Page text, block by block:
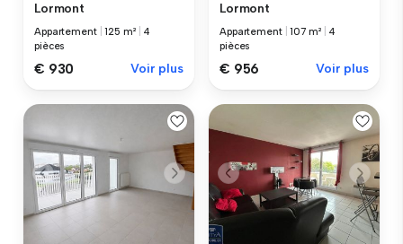
Lormont
Appartement |125 m²
4
pièces
€ 930 Voir plus
Lormont
Appartement |107 m²
4
pièces
€ 956 Voir plus